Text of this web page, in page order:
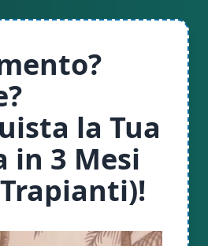
la Tua
in 3 Mesi